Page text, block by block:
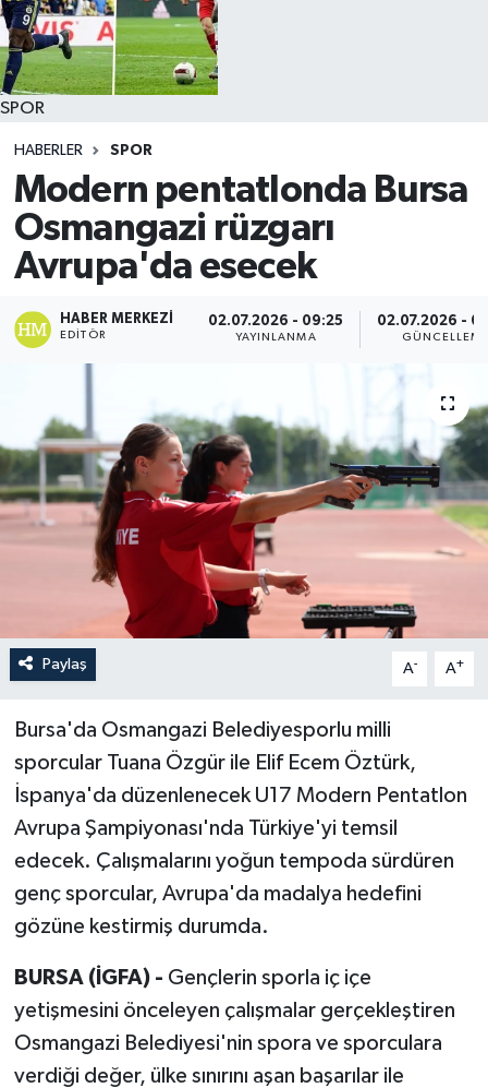
SPOR
HABERLER SPOR
Modern pentatlonda Bursa
Osmangazi rüzgarı
Avrupa'da esecek
HABER MERKEZI
EDITÖR
02.07.2026 - 09:25
YAYINLANMA
02.07.2026 -
Paylaş A- A+
Bursa'da Osmangazi Belediyesporlu milli
sporcular Tuana Özgür ile Elif Ecem Öztürk,
İspanya'da düzenlenecek U17 Modern Pentatlon
Avrupa Şampiyonası'nda Türkiye'yi temsil
edecek. Çalışmalarını yoğun tempoda sürdüren
genç sporcular, Avrupa'da madalya hedefini
gözüne kestirmiş durumda.
BURSA (İGFA) - Gençlerin sporla iç içe
yetişmesini önceleyen çalışmalar gerçekleştiren
Osmangazi Belediyesi'nin spora ve sporculara
verdiği değer, ülke sınırını aşan başarılar ile